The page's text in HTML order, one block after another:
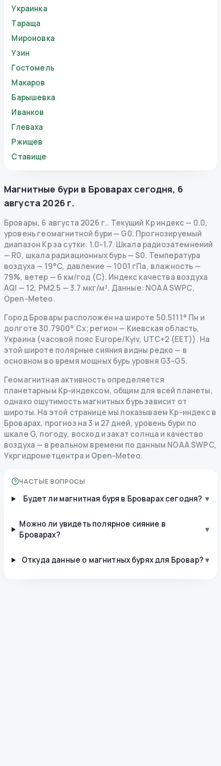
Украинка
Тараща
Мироновка
Узин
Гостомель
Макаров
Барышевка
Иванков
Глеваха
Ржищев
Ставище
Магнитные бури в Броварах сегодня, 6
августа 2026 г.
Бровары, 6 августа 2026 г.. Текущий Kp индекс— 0.0,
уровень геомагнитной бури — G0. Прогнозируемый
диапазон Kp за сутки: 1.0–1.7. Шкала радиозатемнений
— R0, шкала радиационных бурь— S0. Температура
воздуха — 19°C, давление — 1001 гПа, влажность —
79%, ветер — 6 км/год (С). Индекс качества воздуха
AQI — 12, PM2.5 — 3.7 мкг/м³. Данные: NOAA SWPC,
Open-Meteo.
Город Бровары расположен на широте 50.5111° Пн и
долготе 30.7900° Сх; регион — Киевская область,
Украина (часовой пояс Europe/Kyiv, UTC+2 (EET)). На
этой широте полярные сияния видны редко — в
основном во время мощных бурь уровня G3–G5.
Геомагнитная активность определяется
планетарным Kp-индексом, общим для всей планеты,
однако ощутимость магнитных бурь зависит от
широты. На этой странице мы показываем Kp-индекс в
Броварах, прогноз на 3 и 27 дней, уровень бури по
шкале G, погоду, восход и закат солнца и качество
воздуха — в реальном времени по данным NOAA SWPC,
Укргидрометцентра и Open-Meteo.
ЧАСТЫЕ ВОПРОСЫ
Будет ли магнитная буря в Броварах сегодня? ▾
Можно ли увидеть полярное сияние в
Броварах?
▾
Откуда данные о магнитных бурях для Бровар? ▾